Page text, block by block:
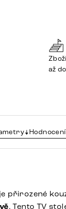
až
Hodnocení
přirozené
. Tento TV